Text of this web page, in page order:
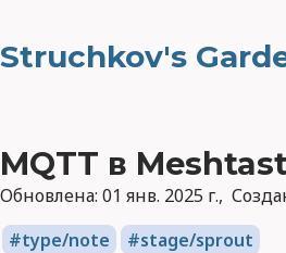
Struchkov's
MQTT в
Обновлена: 01 янв. 2025 г.
type/note
stage/sprout